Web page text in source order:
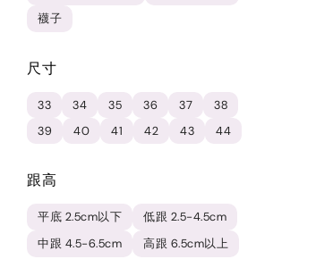
襪子
尺寸
33 34 35 36 37
38
39
40 41 42 43 44
跟高
平底 2.5cm以下
低跟 2.5-4.5cm
中跟 4.5-6.5cm
高跟 6.5cm以上